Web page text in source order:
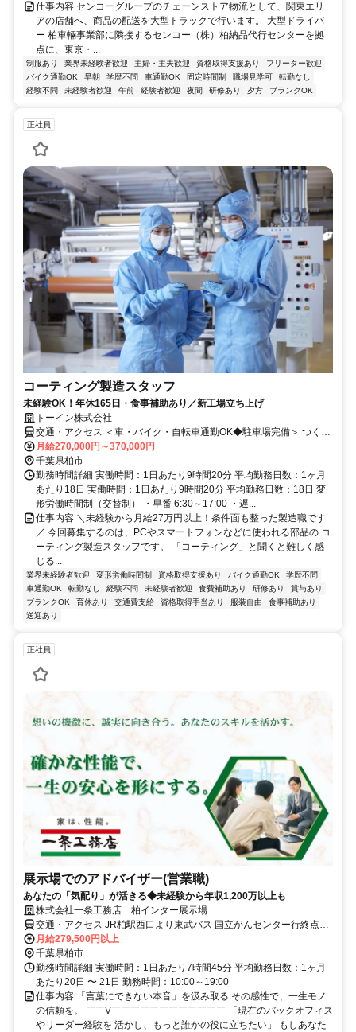
仕事内容 センコーグループのチェーンストア物流として、関東エリ
アの店舗へ、商品の配送を大型トラックで行います。 大型ドライバ
ー 柏車輛事業部に隣接するセンコー（株）柏納品代行センターを拠
点に、東京・...
制服あり 業界未経験者歓迎 主婦・主夫歓迎 資格取得支援あり
フリーター歓迎
バイク通勤OK
早朝 学歴不問 車通勤OK 固定時間制 職場見学可
転勤なし
経験不問
未経験者歓迎 午前 経験者歓迎 夜間 研修あり 夕方 ブランクOK
正社員
コーティング製造スタッフ
未経験OK！年休165日・食事補助あり／新工場立ち上げ
トーイン株式会社
交通・アクセス ＜車・バイク・自転車通勤OK◆駐車場完備＞ つくば
エクスプレス「柏の葉キャンパス駅」からバス10分
月給270,000円～370,000円
千葉県柏市
勤務時間詳細 実働時間：1日あたり9時間20分 平均勤務日数：1ヶ月
あたり18日 実働時間：1日あたり9時間20分 平均勤務日数：18日 変
形労働時間制（交替制） ・早番 6:30～17:00 ・遅...
仕事内容 ＼未経験から月給27万円以上！条件面も整った製造職です
／ 今回募集するのは、PCやスマートフォンなどに使われる部品の コ
ーティング製造スタッフです。 「コーティング」と聞くと難しく感
じる...
業界未経験者歓迎 変形労働時間制 資格取得支援あり バイク通勤OK
学歴不問
車通勤OK
転勤なし 経験不問 未経験者歓迎 食費補助あり 研修あり
賞与あり
ブランクOK
育休あり 交通費支給 資格取得手当あり 服装自由
食事補助あり
送迎あり
正社員
展示場でのアドバイザー(営業職)
あなたの「気配り」が活きる◆未経験から年収1,200万以上も
株式会社一条工務店 柏インター展示場
交通・アクセス JR柏駅西口より東武バス 国立がんセンター行終点下
車 徒歩5分
月給279,500円以上
千葉県柏市
勤務時間詳細 実働時間：1日あたり7時間45分 平均勤務日数：1ヶ月
あたり20日 〜 21日 勤務時間：10:00～19:00
仕事内容 「言葉にできない本音」を汲み取る その感性で、一生モノ
の信頼を。 ￣￣V￣￣￣￣￣￣￣￣￣￣￣￣ 「現在のバックオフィス
やリーダー経験を 活かし、もっと誰かの役に立ちたい」 もしあなた